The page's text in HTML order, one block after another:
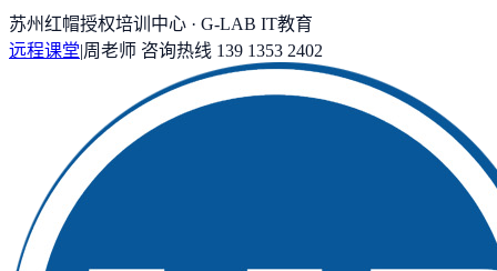
苏州红帽授权培训中心 · G-LAB IT教育
远程课堂|周老师 咨询热线 139 1353 2402